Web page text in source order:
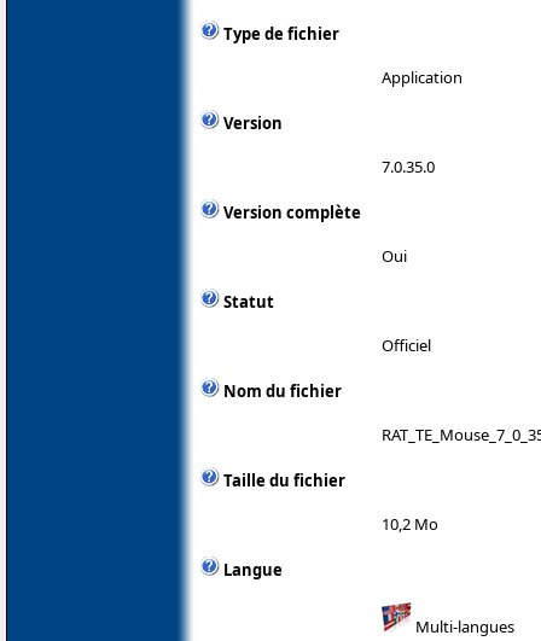
Type de fichier
Application
Version
7.0.35.0
Version complète
Oui
Statut
Officiel
Nom du fichier
Taille du fichier
10,2 Mo
Langue
Multi-langues